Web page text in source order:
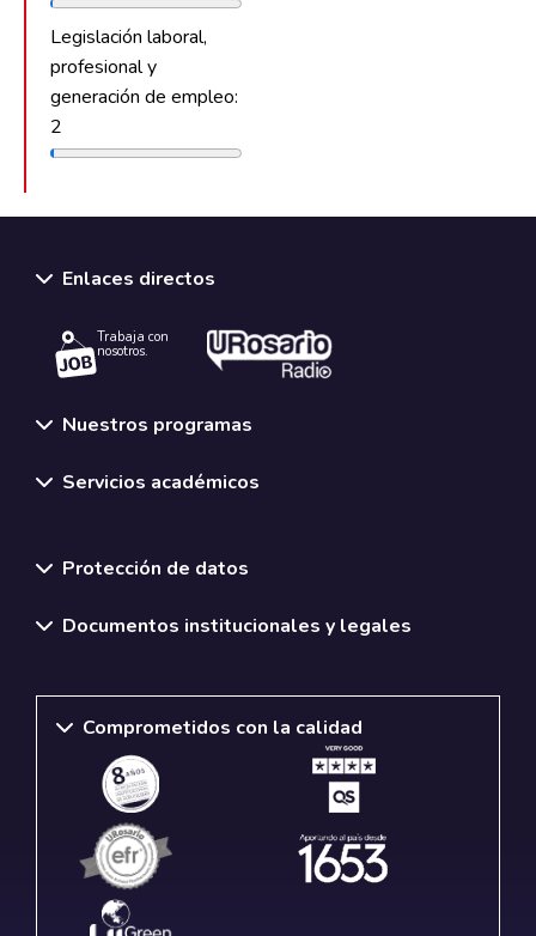
Legislación laboral,
profesional y
generación de empleo:
2
Enlaces directos
Trabaja con
nosotros.
Nuestros programas
Servicios académicos
Protección de datos
Documentos institucionales y legales
Comprometidos con la calidad